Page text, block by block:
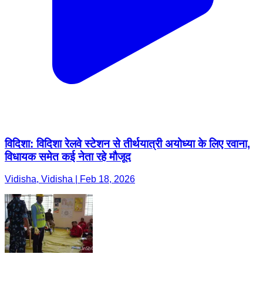
विदिशा: विदिशा रेलवे स्टेशन से तीर्थयात्री अयोध्या के लिए रवाना,
विधायक समेत कई नेता रहे मौजूद
Vidisha, Vidisha | Feb 18, 2026